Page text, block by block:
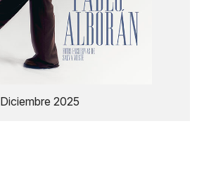
Diciembre 2025